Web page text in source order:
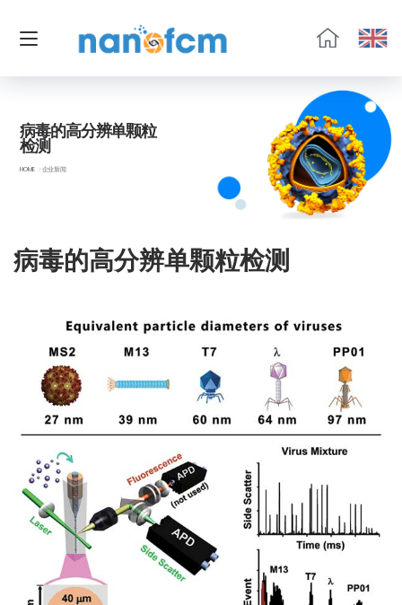
病毒的高分辨单颗粒
检测
HOME 企业新闻
病毒的高分辨单颗粒检测